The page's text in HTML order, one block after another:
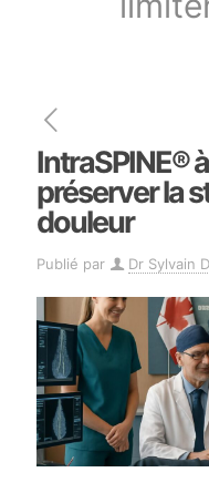
IntraSPINE®
préserver la
douleur
Publié par Dr Sylvain